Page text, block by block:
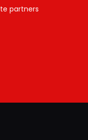
partners